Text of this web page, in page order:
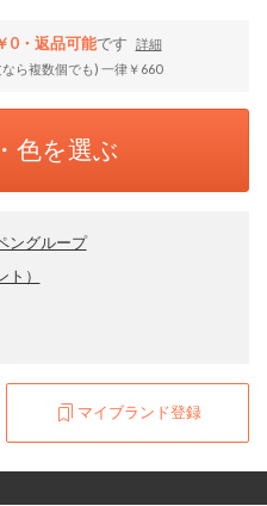
0・返品可能です
詳細
ら複数個でも) 一律￥660
色を選ぶ
ングループ
）
マイブランド登録